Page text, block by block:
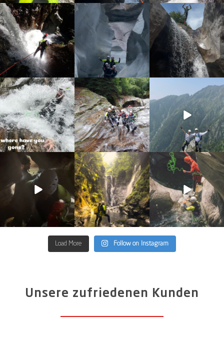
discover_purelements
Sep. 4
16 0
discover_purelements
38 0
discover_purelements
Aug. 7
20 1
discover_purelements
Juli 31
13 0
discover_purelements
Juli 22
22 0
discover_purelements
Juni 10
discover_purelements
Juni 4
33 0
discover_purelements
Juni 2
35 2
discover_purelements
Mai 13
0
Load More Follow on Instagram
Unsere zufriedenen Kunden